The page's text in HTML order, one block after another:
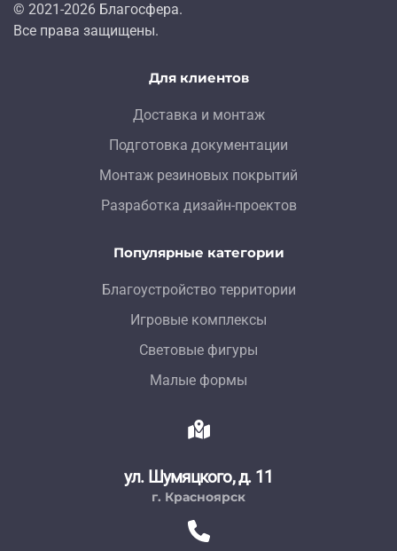
© 2021-2026 Благосфера.
Все права защищены.
Для клиентов
Доставка и монтаж
Подготовка документации
Монтаж резиновых покрытий
Разработка дизайн-проектов
Популярные категории
Благоустройство территории
Игровые комплексы
Световые фигуры
Малые формы
ул. Шумяцкого, д. 11
г. Красноярск